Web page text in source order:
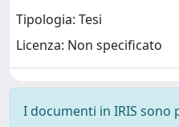
Tipologia: Tesi
Licenza: Non specificato
I documenti in IRIS